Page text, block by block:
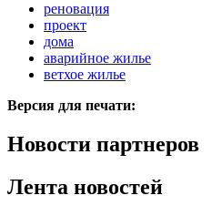
реновация
проект
дома
аварийное жилье
ветхое жилье
Версия для печати:
Новости партнеров
Лента новостей